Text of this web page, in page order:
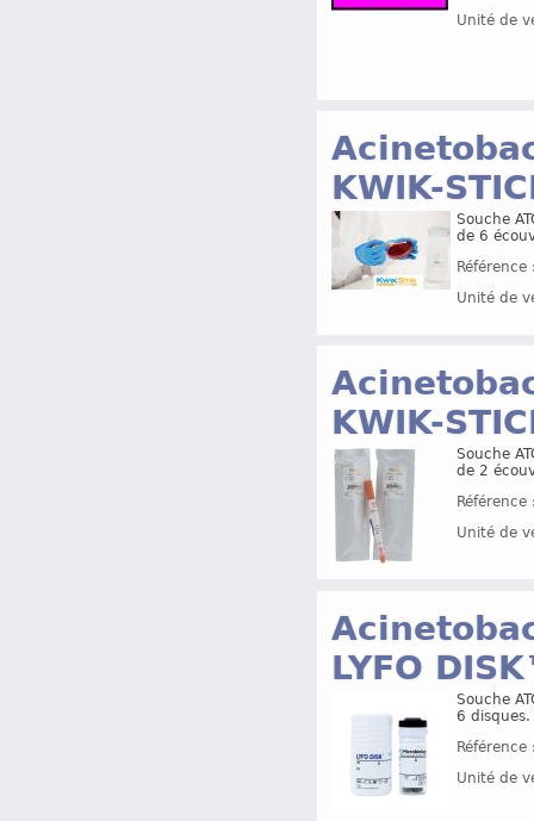
Unité de
KWIK-
Souche
de 6
Unité de
KWIK-
Souche
de 2
Unité de
LYFO
Souche
6 disques.
Unité de